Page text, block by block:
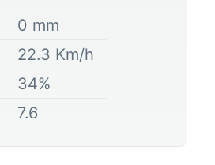
0 mm
22.3 Km/h
34%
7.6